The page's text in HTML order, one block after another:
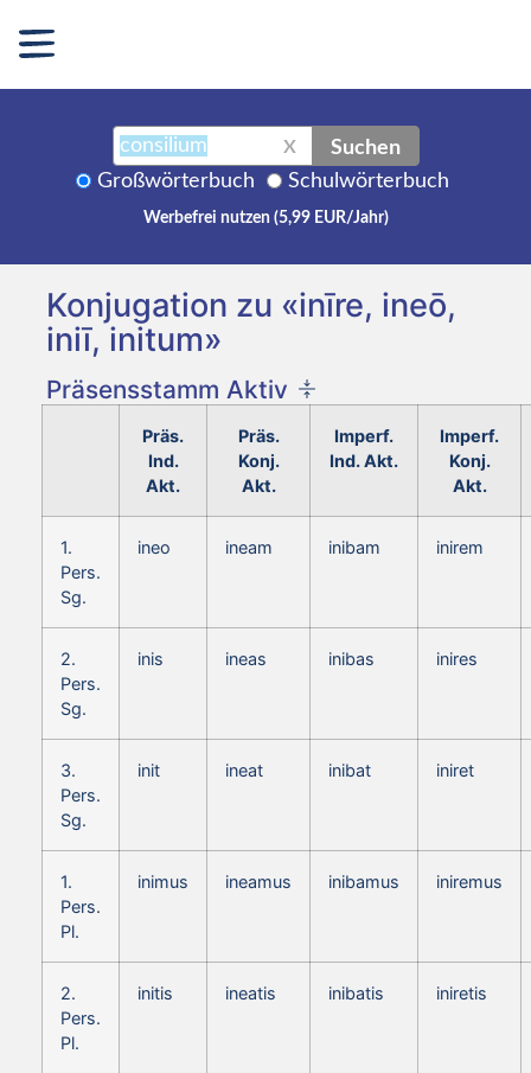
X Suchen
Großwörterbuch Schulwörterbuch
Werbefrei nutzen (5,99 EUR/Jahr)
Konjugation zu «inīre, ineō,
iniī, initum»
Präsensstamm Aktiv
Präs.
Ind.
Akt.
Präs.
Konj.
Akt.
Imperf.
Ind. Akt.
Imperf.
Konj.
Akt.
1.
Pers.
Sg.
ineo ineam inibam inirem
2.
Pers.
Sg.
inis ineas inibas inires
3.
Pers.
Sg.
init ineat inibat iniret
1.
Pers.
Pl.
inimus ineamus inibamus iniremus
2.
Pers.
Pl.
initis ineatis inibatis iniretis